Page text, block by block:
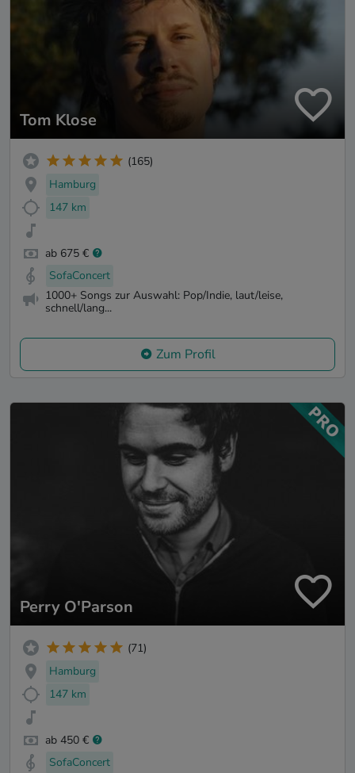
Tom Klose
(165)
Hamburg
147 km
ab 675 €
SofaConcert
1000+ Songs zur Auswahl: Pop/Indie, laut/leise,
schnell/lang...
Zum Profil
Perry O'Parson
(71)
Hamburg
147 km
ab 450 €
SofaConcert